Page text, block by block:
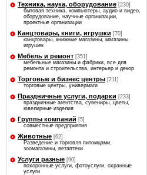
Техника, наука, оборудование [230]
бытовая техника, компьютеры, аудио и видео,
оборудование, научные организации,
проектные организации
Канцтовары, книги, игрушки [70]
канцтовары, книжные магазины, магазины
игрушек
Мебель и ремонт [351]
мебельные магазины и фабрики, все для
ремонта и строительства, интерьер и декор
Торговые и бизнес центры [211]
торговые центры, универмаги
Праздничные услуги, подарки [233]
праздничные агентства, сувениры, цветы,
ювелирные изделия
Группы компаний [5]
совместные предприятия
Животные [62]
Разведение и торговля питомцами,
зоомагазины, ветаптеки
Услуги разные [90]
похоронные услуги, фотоуслуги, охранные
услуги